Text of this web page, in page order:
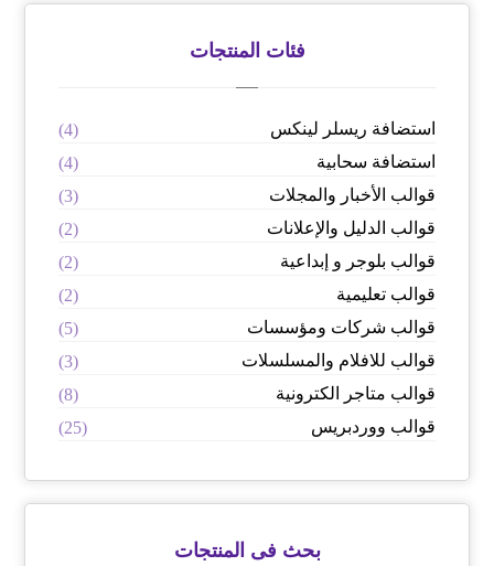
فئات المنتجات
استضافة ريسلر لينكس
(4)
استضافة سحابية
(4)
قوالب الأخبار والمجلات
(3)
قوالب الدليل والإعلانات
(2)
قوالب بلوجر و إبداعية
(2)
قوالب تعليمية
(2)
قوالب شركات ومؤسسات
(5)
قوالب للافلام والمسلسلات
(3)
قوالب متاجر الكترونية
(8)
قوالب ووردبريس
(25)
بحث فى المنتجات